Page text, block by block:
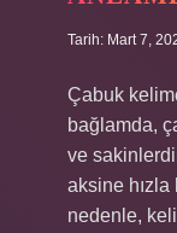
Tarih: Mart 7,
Çabuk
bağlamda,
ve
aksine hızla
nedenle,